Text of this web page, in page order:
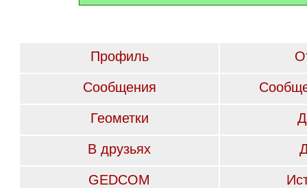
Профиль
Сообщения
Геометки
В друзьях
GEDCOM